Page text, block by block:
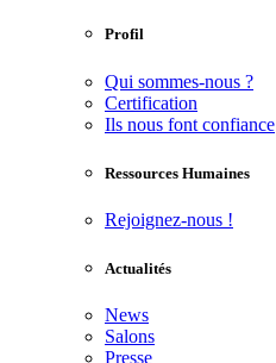
Profil
Qui sommes-nous ?
Certification
Ils nous font confiance
Ressources Humaines
Rejoignez-nous !
Actualités
News
Salons
Presse